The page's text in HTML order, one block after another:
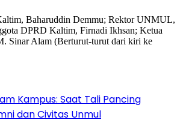
Kampus: Saat Tali Pancing
dan Civitas Unmul